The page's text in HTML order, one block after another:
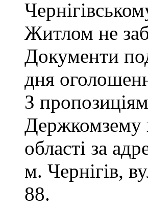
Житлом не
Документи
дня
З
Держкомзему
області за
м. Чернігів,
88.